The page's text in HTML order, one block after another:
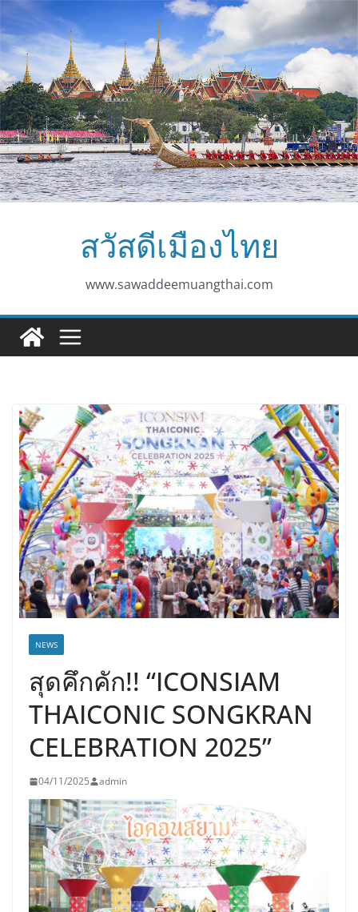
Skip
to
content
สวัสดีเมืองไทย
www.sawaddeemuangthai.com
NEWS
สุดคึกคัก!! “ICONSIAM
THAICONIC SONGKRAN
CELEBRATION 2025”
04/11/2025 admin